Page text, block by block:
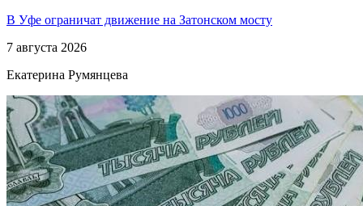
В Уфе ограничат движение на Затонском мосту
7 августа 2026
Екатерина Румянцева